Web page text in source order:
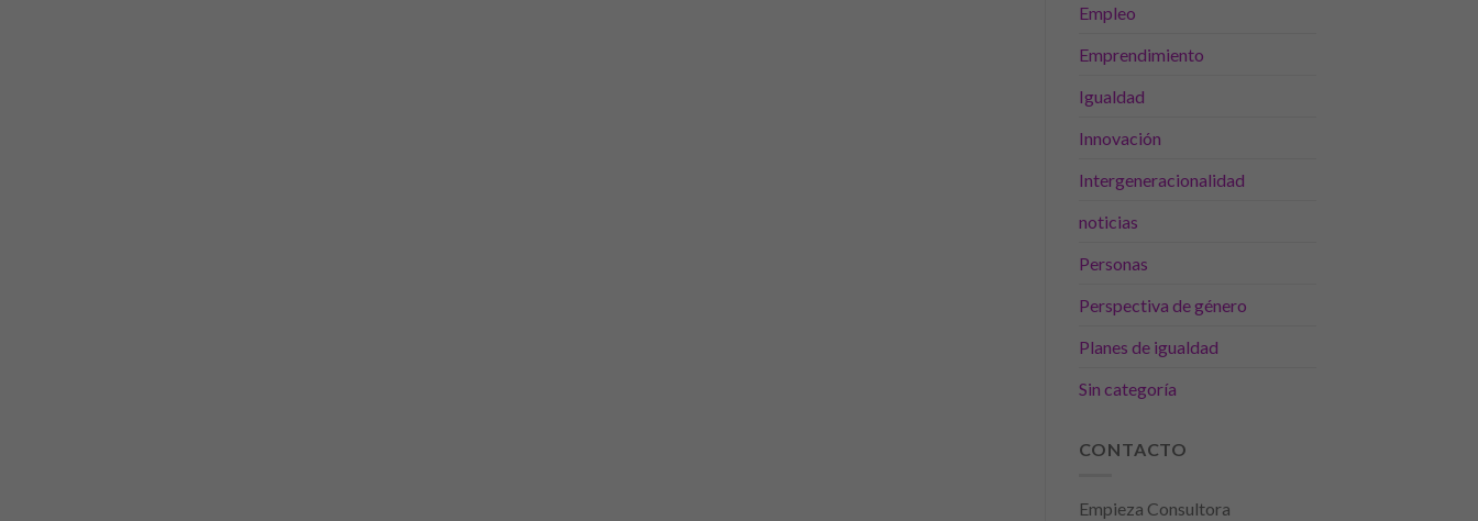
Empleo
Emprendimiento
Igualdad
Innovación
Intergeneracionalidad
noticias
Personas
Perspectiva de género
Planes de igualdad
Sin categoría
CONTACTO
Empieza Consultora